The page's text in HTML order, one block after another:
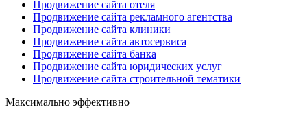
Продвижение сайта отеля
Продвижение сайта рекламного агентства
Продвижение сайта клиники
Продвижение сайта автосервиса
Продвижение сайта банка
Продвижение сайта юридических услуг
Продвижение сайта строительной тематики
Максимально эффективно